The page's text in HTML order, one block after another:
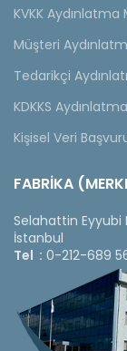
KVKK Aydınlatma
Müşteri
Tedarikçi
KDKKS
Kişisel Veri
FABRİKA
Selahattin Eyyubi
İstanbul
Tel : 0-212-689